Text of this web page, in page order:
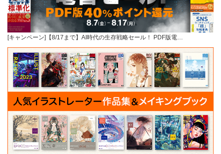
[キャンペーン]【8/17まで】AI時代の生存戦略セール！ PDF版電…